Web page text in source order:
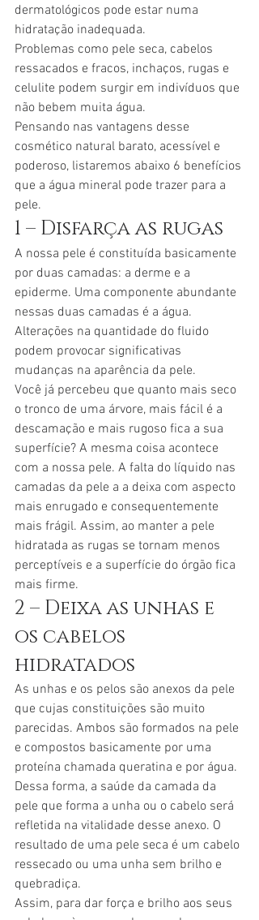
dermatológicos pode estar numa
hidratação inadequada.
Problemas como pele seca, cabelos
ressacados e fracos, inchaços, rugas e
celulite podem surgir em indivíduos que
não bebem muita água.
Pensando nas vantagens desse
cosmético natural barato, acessível e
poderoso, listaremos abaixo 6 benefícios
que a água mineral pode trazer para a
pele.
1 – Disfarça as rugas
A nossa pele é constituída basicamente
por duas camadas: a derme e a
epiderme. Uma componente abundante
nessas duas camadas é a água.
Alterações na quantidade do fluido
podem provocar significativas
mudanças na aparência da pele.
Você já percebeu que quanto mais seco
o tronco de uma árvore, mais fácil é a
descamação e mais rugoso fica a sua
superfície? A mesma coisa acontece
com a nossa pele. A falta do líquido nas
camadas da pele a a deixa com aspecto
mais enrugado e consequentemente
mais frágil. Assim, ao manter a pele
hidratada as rugas se tornam menos
perceptíveis e a superfície do órgão fica
mais firme.
2 – Deixa as unhas e
os cabelos
hidratados
As unhas e os pelos são anexos da pele
que cujas constituições são muito
parecidas. Ambos são formados na pele
e compostos basicamente por uma
proteína chamada queratina e por água.
Dessa forma, a saúde da camada da
pele que forma a unha ou o cabelo será
refletida na vitalidade desse anexo. O
resultado de uma pele seca é um cabelo
ressecado ou uma unha sem brilho e
quebradiça.
Assim, para dar força e brilho aos seus